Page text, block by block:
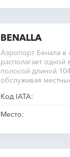
BENALLA
Аэропорт Бенала в
располагает одной
полосой длиной
обслуживая
Код IATA:
Место: